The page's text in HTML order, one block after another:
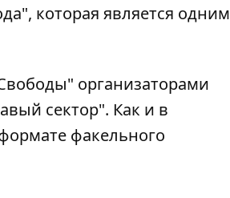
которая является одним
организаторами
сектор". Как и в
факельного